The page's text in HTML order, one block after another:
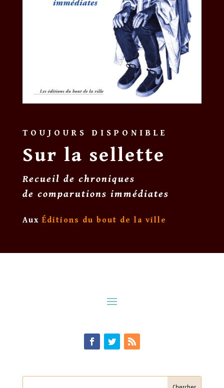
TOUJOURS DISPONIBLE
Sur la sellette
Recueil de chroniques
de comparutions immédiates
Aux Éditions du bout de la ville